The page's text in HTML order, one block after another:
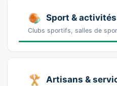
Sport &
Clubs sportifs, salles de
Artisans &